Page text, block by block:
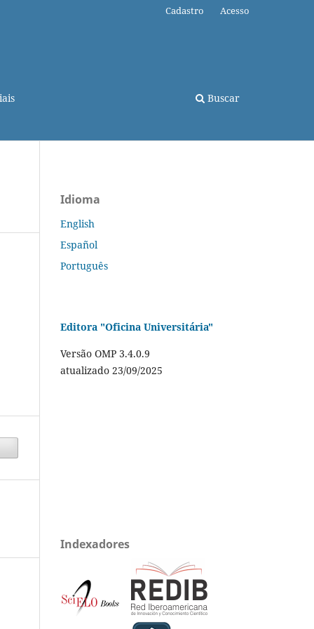
Buscar
Cadastro Acesso
Idioma
English
Español
Português
Editora "Oficina Universitária"
Versão OMP 3.4.0.9
atualizado 23/09/2025
Indexadores